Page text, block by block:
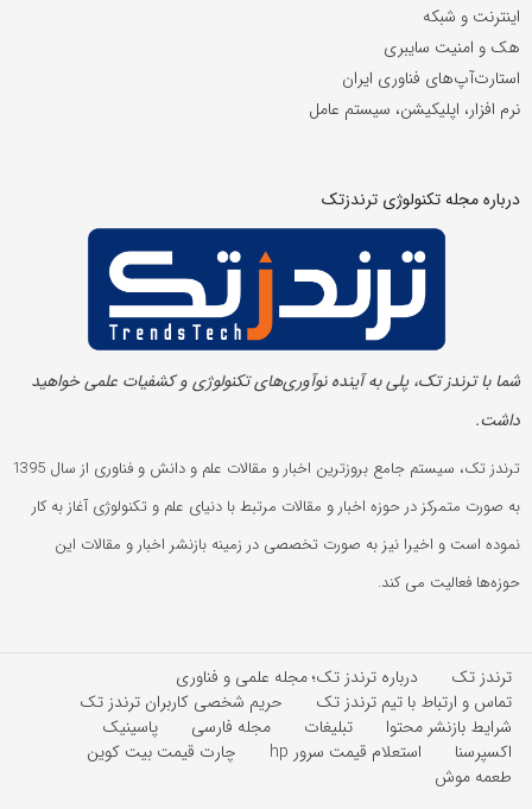
اینترنت و شبکه
هک و امنیت سایبری
استارت‌آپ‌های فناوری ایران
نرم افزار، اپلیکیشن، سیستم عامل
درباره مجله تکنولوژی ترندزتک
شما با ترندز تک، پلی به آینده‌ نوآوری‌های تکنولوژی و کشفیات علمی خواهید
داشت.
ترندز تک، سیستم جامع بروزترین اخبار و مقالات علم و دانش و فناوری از سال 1395
به صورت متمرکز در حوزه اخبار و مقالات مرتبط با دنیای علم و تکنولوژی آغاز به کار
نموده است و اخیرا نیز به صورت تخصصی در زمینه بازنشر اخبار و مقالات این
حوزه‌ها فعالیت می کند.
ترندز تک
درباره ترندز تک؛ مجله علمی و فناوری
تماس و ارتباط با تیم ترندز تک
حریم شخصی کاربران ترندز تک
شرایط بازنشر محتوا
تبلیغات مجله فارسی
پاسینیک
اکسپرسنا
استعلام قیمت سرور hp
چارت قیمت بیت کوین
طعمه موش